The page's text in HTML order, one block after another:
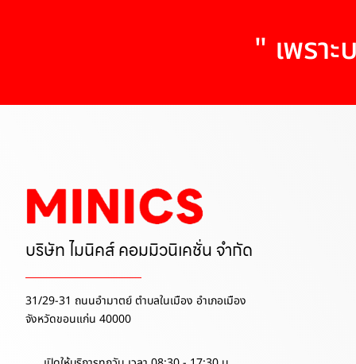
" เพรา
บริษัท ไมนิคส์ คอมมิวนิเคชั่น จำกัด
31/29-31 ถนนอำมาตย์ ตำบลในเมือง อำเภอเมือง
จังหวัดขอนแก่น 40000